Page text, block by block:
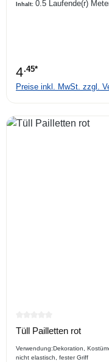
Inhalt: 0.5 Laufende(r)
4.45*
Preise inkl. MwSt. zzgl.
Durchschnittliche
Tüll Pailletten rot
Verwendung:Dekoration,
nicht elastisch, fester Griff